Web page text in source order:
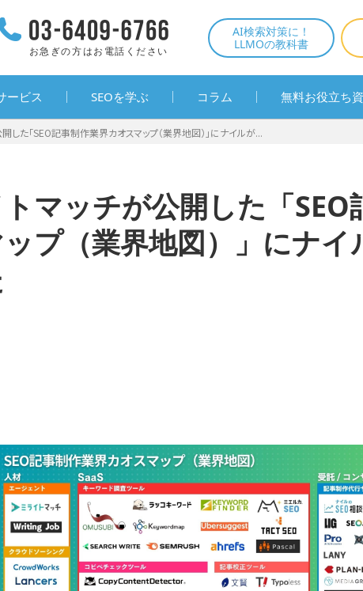
お急ぎの方はお電話ください
AI検索対策に！
LLMOの教科書
ービス SEOを学ぶ コラム 無料お役立ち
した「SEO記事制作業界カオスマップ（業界地図）」にナイルが...
マッチが公開した「SEO
プ（業界地図）」にナイ